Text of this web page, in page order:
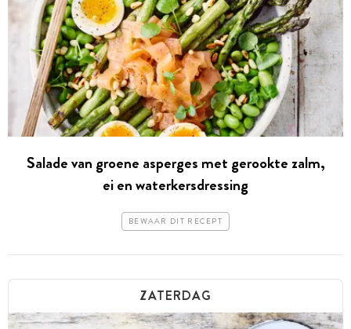
Salade van groene asperges met gerookte zalm,
ei en waterkersdressing
BEWAAR DIT RECEPT
ZATERDAG